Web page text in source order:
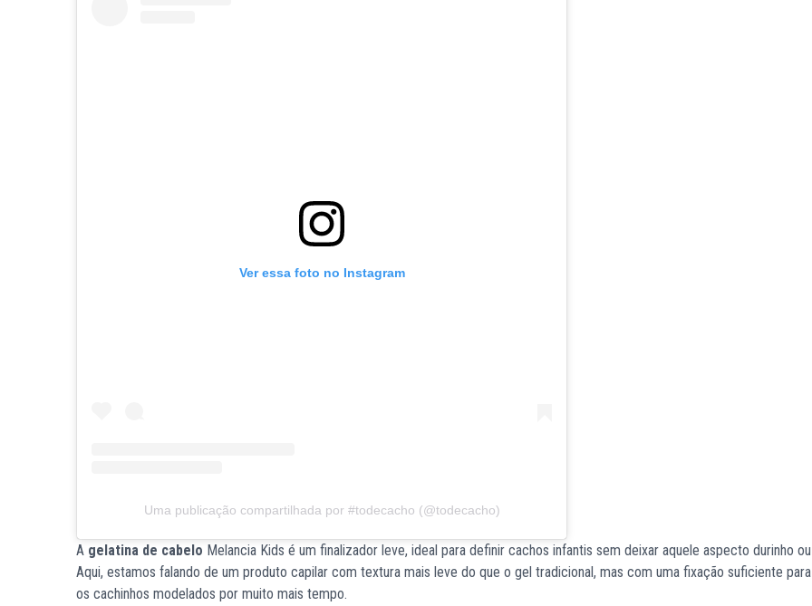
Ver essa foto no Instagram
Uma publicação compartilhada por #todecacho (@todecacho)
A gelatina de cabelo Melancia Kids é um finalizador leve, ideal para definir cachos infantis sem deixar aquele aspecto durinho
Aqui, estamos falando de um produto capilar com textura mais leve do que o gel tradicional, mas com uma fixação suficiente
os cachinhos modelados por muito mais tempo.